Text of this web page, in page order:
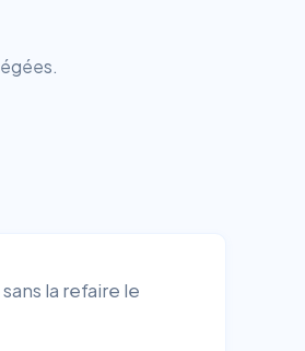
la refaire le